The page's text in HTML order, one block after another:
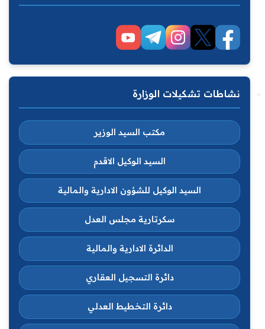
نشاطات تشكيلات الوزارة
مكتب السيد الوزير
السيد الوكيل الاقدم
السيد الوكيل للشؤون الادارية والمالية
سكرتارية مجلس العدل
الدائرة الادارية والمالية
دائرة التسجيل العقاري
دائرة التخطيط العدلي